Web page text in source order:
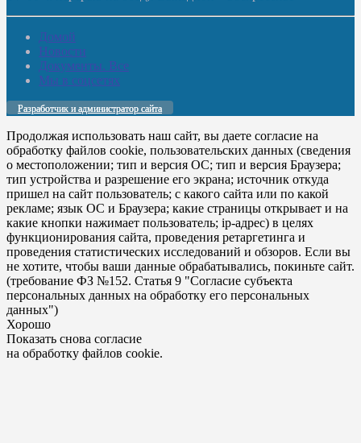
Домой
Новости
Документы. Все
Мы в соцсетях
Разработчик и администратор сайта
Продолжая использовать наш сайт, вы даете согласие на
обработку файлов cookie, пользовательских данных (сведения
о местоположении; тип и версия ОС; тип и версия Браузера;
тип устройства и разрешение его экрана; источник откуда
пришел на сайт пользователь; с какого сайта или по какой
рекламе; язык ОС и Браузера; какие страницы открывает и на
какие кнопки нажимает пользователь; ip-адрес) в целях
функционирования сайта, проведения ретаргетинга и
проведения статистических исследований и обзоров. Если вы
не хотите, чтобы ваши данные обрабатывались, покиньте сайт.
(требование ФЗ №152. Статья 9 "Согласие субъекта
персональных данных на обработку его персональных
данных")
Хорошо
Показать снова согласие
на обработку файлов cookie.